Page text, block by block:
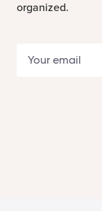
organized.